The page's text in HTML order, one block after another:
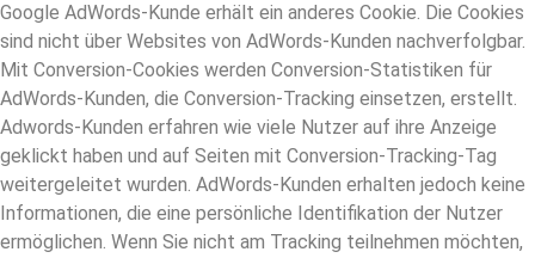
Google AdWords-Kunde erhält ein anderes Cookie. Die Cookies
sind nicht über Websites von AdWords-Kunden nachverfolgbar.
Mit Conversion-Cookies werden Conversion-Statistiken für
AdWords-Kunden, die Conversion-Tracking einsetzen, erstellt.
Adwords-Kunden erfahren wie viele Nutzer auf ihre Anzeige
geklickt haben und auf Seiten mit Conversion-Tracking-Tag
weitergeleitet wurden. AdWords-Kunden erhalten jedoch keine
Informationen, die eine persönliche Identifikation der Nutzer
ermöglichen. Wenn Sie nicht am Tracking teilnehmen möchten,